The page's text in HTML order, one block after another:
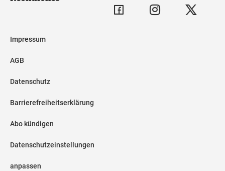
Impressum
AGB
Datenschutz
Barrierefreiheitserklärung
Abo kündigen
Datenschutzeinstellungen
anpassen